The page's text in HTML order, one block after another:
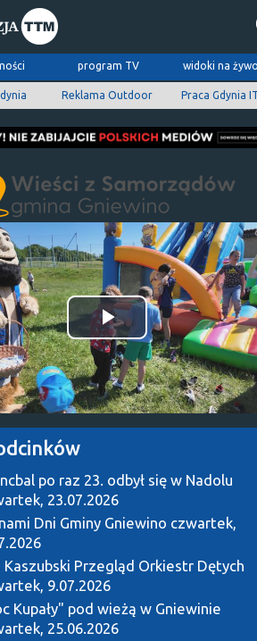
program TV widoki na
Reklama Outdoor Praca Gdynia
Odtwórz
wideo
po raz 23. odbył się w Nadolu
23.07.2026
Dni Gminy Gniewino czwartek,
Kaszubski Przegląd Orkiestr Dętych
9.07.2026
Kupały" pod wieżą w Gniewinie
25.06.2026